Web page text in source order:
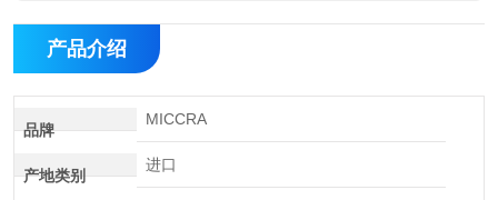
产品介绍
品牌
MICCRA
产地类别
进口